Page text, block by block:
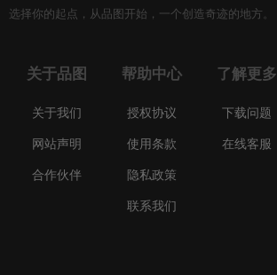
选择你的起点，从品图开始，一个创造奇迹的地方。
关于品图
关于我们
网站声明
合作伙伴
帮助中心
授权协议
使用条款
隐私政策
联系我们
了解更多
下载问题
在线客服